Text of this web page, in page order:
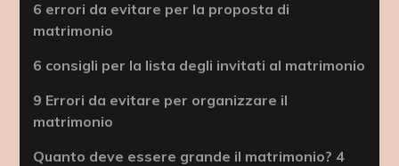
6 errori da evitare per la proposta di
matrimonio
6 consigli per la lista degli invitati al matrimonio
9 Errori da evitare per organizzare il
matrimonio
Quanto deve essere grande il matrimonio? 4